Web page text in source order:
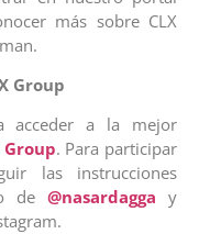
más sobre CLX
Group
acceder a la mejor
Group. Para participar
las instrucciones
de@nasardagga y